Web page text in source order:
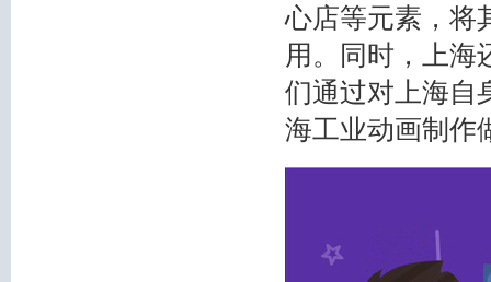
心店等元素，将
用。同时，上海
们通过对上海自
海工业动画制作